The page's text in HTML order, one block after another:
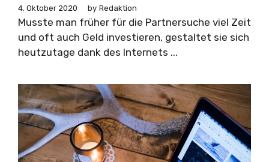
4. Oktober 2020 by Redaktion
Musste man früher für die Partnersuche viel Zeit
und oft auch Geld investieren, gestaltet sie sich
heutzutage dank des Internets ...